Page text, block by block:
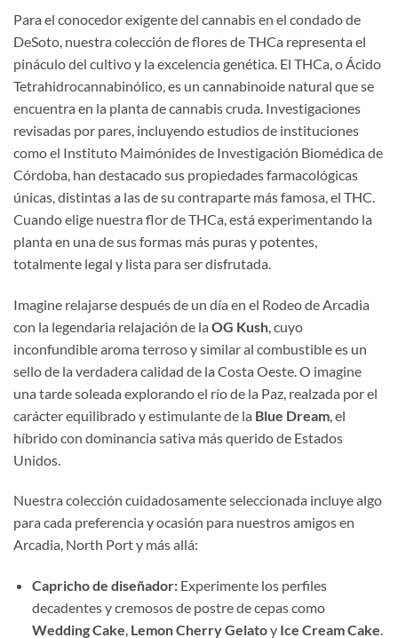
Para el conocedor exigente del cannabis en el condado de
DeSoto, nuestra colección de flores de THCa representa el
pináculo del cultivo y la excelencia genética. El THCa, o Ácido
Tetrahidrocannabinólico, es un cannabinoide natural que se
encuentra en la planta de cannabis cruda. Investigaciones
revisadas por pares, incluyendo estudios de instituciones
como el Instituto Maimónides de Investigación Biomédica de
Córdoba, han destacado sus propiedades farmacológicas
únicas, distintas a las de su contraparte más famosa, el THC.
Cuando elige nuestra flor de THCa, está experimentando la
planta en una de sus formas más puras y potentes,
totalmente legal y lista para ser disfrutada.
Imagine relajarse después de un día en el Rodeo de Arcadia
con la legendaria relajación de la OG Kush , cuyo
inconfundible aroma terroso y similar al combustible es un
sello de la verdadera calidad de la Costa Oeste. O imagine
una tarde soleada explorando el río de la Paz, realzada por el
carácter equilibrado y estimulante de la Blue Dream , el
híbrido con dominancia sativa más querido de Estados
Unidos.
Nuestra colección cuidadosamente seleccionada incluye algo
para cada preferencia y ocasión para nuestros amigos en
Arcadia, North Port y más allá:
Capricho de diseñador:Experimente los perfiles
decadentes y cremosos de postre de cepas como
Wedding Cake, Lemon Cherry Gelatoy Ice Cream Cake.